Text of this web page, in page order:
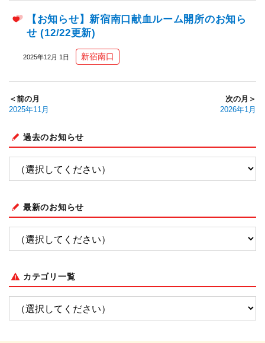
【お知らせ】新宿南口献血ルーム開所のお知ら
せ (12/22更新)
2025年12月 1日 新宿南口
＜前の月
2025年11月
次の月＞
2026年1月
過去のお知らせ
最新のお知らせ
カテゴリ一覧